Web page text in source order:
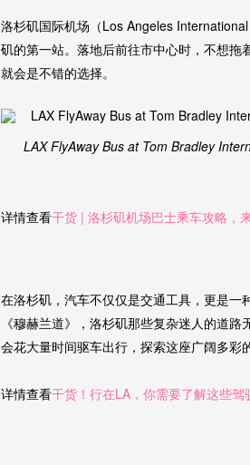
洛杉矶国际机场（Los Angeles
矶的第一站。落地后前往市中心时，不想
就会是不错的选择。
LAX FlyAway Bus at Tom Bradley
详情查看干货 | 洛杉矶机场巴士乘车攻略，
在洛杉矶，汽车不仅仅是交通工具，更是一
《穆赫兰道》，洛杉矶那些复杂迷人的道
会花大量时间驱车出行，探索这座广阔多彩
详情查看干货！行在LA，你需要了解这些驾